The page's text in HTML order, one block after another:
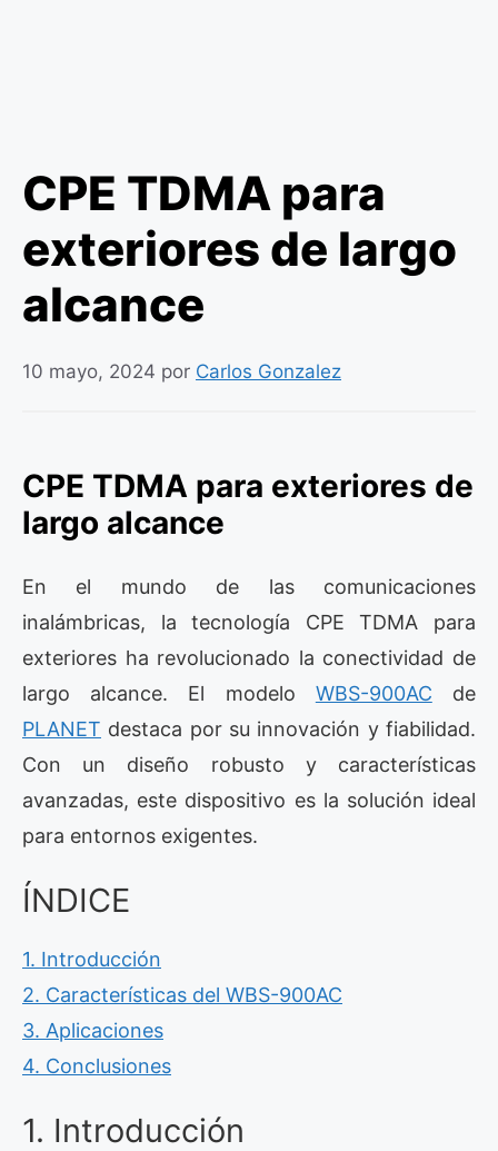
CPE TDMA para
exteriores de largo
alcance
10 mayo, 2024 por Carlos Gonzalez
CPE TDMA para exteriores de
largo alcance
En el mundo de las comunicaciones
inalámbricas, la tecnología CPE TDMA para
exteriores ha revolucionado la conectividad de
largo alcance. El modelo WBS-900AC de
PLANET destaca por su innovación y fiabilidad.
Con un diseño robusto y características
avanzadas, este dispositivo es la solución ideal
para entornos exigentes.
ÍNDICE
1. Introducción
2. Características del WBS-900AC
3. Aplicaciones
4. Conclusiones
1. Introducción